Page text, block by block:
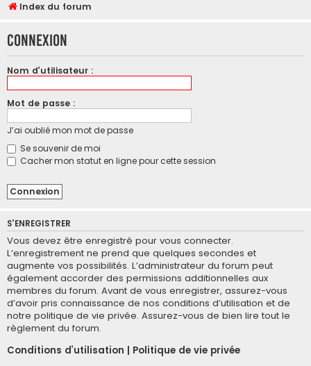
Index du forum
Connexion
Nom d’utilisateur :
Mot de passe :
J’ai oublié mon mot de passe
Se souvenir de moi
Cacher mon statut en ligne pour cette session
S’ENREGISTRER
Vous devez être enregistré pour vous connecter.
L’enregistrement ne prend que quelques secondes et
augmente vos possibilités. L’administrateur du forum peut
également accorder des permissions additionnelles aux
membres du forum. Avant de vous enregistrer, assurez-vous
d’avoir pris connaissance de nos conditions d’utilisation et de
notre politique de vie privée. Assurez-vous de bien lire tout le
règlement du forum.
Conditions d’utilisation | Politique de vie privée